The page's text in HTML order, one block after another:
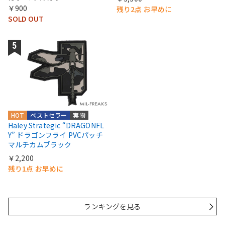
￥900
SOLD OUT
残り2点 お早めに
実物
ベストセラー
HOT
Haley Strategic “DRAGONFL
Y” ドラゴンフライ PVCパッチ
マルチカムブラック
￥2,200
残り1点 お早めに
ランキングを見る